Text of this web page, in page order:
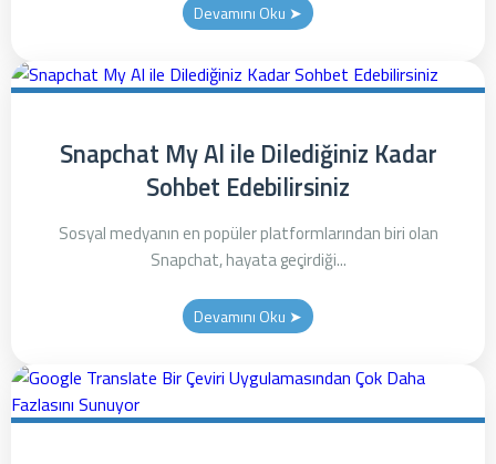
Devamını Oku ➤
Snapchat My Al ile Dilediğiniz Kadar
Sohbet Edebilirsiniz
Sosyal medyanın en popüler platformlarından biri olan
Snapchat, hayata geçirdiği...
Devamını Oku ➤